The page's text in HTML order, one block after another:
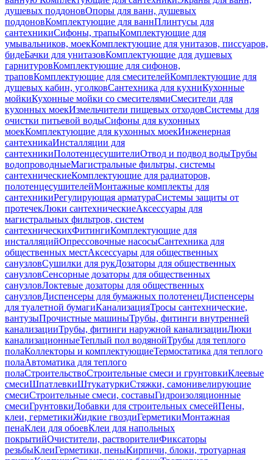
душевых поддоновОпоры для ванн, душевых
поддоновКомплектующие для ваннПлинтусы для
сантехникиСифоны, трапыКомплектующие для
умывальников, моекКомплектующие для унитазов, писсуаров,
бидеБачки для унитазовКомплектующие для душевых
гарнитуровКомплектующие для сифонов,
траповКомплектующие для смесителейКомплектующие для
душевых кабин, уголковСантехника для кухниКухонные
мойкиКухонные мойки со смесителямиСмесители для
кухонных моекИзмельчители пищевых отходовСистемы для
очистки питьевой водыСифоны для кухонных
моекКомплектующие для кухонных моекИнженерная
сантехникаИнсталляции для
сантехникиПолотенцесушителиОтвод и подвод водыТрубы
водопроводныеМагистральные фильтры, системы
сантехническиеКомплектующие для радиаторов,
полотенцесушителейМонтажные комплекты для
сантехникиРегулирующая арматураСистемы защиты от
протечекЛюки сантехническиеАксессуары для
магистральных фильтров, систем
сантехническихФитингиКомплектующие для
инсталляцийОпрессовочные насосыСантехника для
общественных местАксессуары для общественных
санузловСушилки для рукДозаторы для общественных
санузловСенсорные дозаторы для общественных
санузловЛоктевые дозаторы для общественных
санузловДиспенсеры для бумажных полотенецДиспенсеры
для туалетной бумагиКанализацияТросы сантехнические,
вантузыПрочистные машиныТрубы, фитинги внутренней
канализацииТрубы, фитинги наружной канализацииЛюки
канализационныеТеплый пол водянойТрубы для теплого
полаКоллекторы и комплектующиеТермостатика для теплого
полаАвтоматика для теплого
полаСтроительствоСтроительные смеси и грунтовкиКлеевые
смесиШпатлевкиШтукатуркиСтяжки, самонивелирующие
смесиСтроительные смеси, составыГидроизоляционные
смесиГрунтовкиДобавки для строительных смесейПены,
клеи, герметикиЖидкие гвоздиГерметикиМонтажная
пенаКлеи для обоевКлеи для напольных
покрытийОчистители, растворителиФиксаторы
резьбыКлеиГерметики, пеныКирпичи, блоки, тротуарная